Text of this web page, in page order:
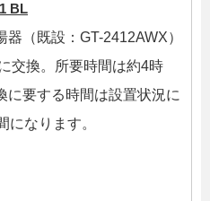
BL
（既設：GT-2412AWX）
交換。所要時間は約4時
に要する時間は設置状況に
になります。